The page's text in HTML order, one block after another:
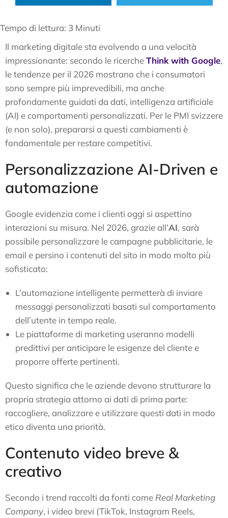
Tempo di lettura: 3 Minuti
Il marketing digitale sta evolvendo a una velocità
impressionante: secondo le ricercheThink with Google,
le tendenze per il 2026 mostrano che i consumatori
sono sempre più imprevedibili, ma anche
profondamente guidati da dati, intelligenza artificiale
(AI) e comportamenti personalizzati. Per le PMI svizzere
(e non solo), prepararsi a questi cambiamenti è
fondamentale per restare competitivi.
Personalizzazione AI-Driven e
automazione
Google evidenzia come i clienti oggi si aspettino
interazioni su misura. Nel 2026, grazie all’AI, sarà
possibile personalizzare le campagne pubblicitarie, le
email e persino i contenuti del sito in modo molto più
sofisticato:
L’automazione intelligente permetterà di inviare
messaggi personalizzati basati sul comportamento
dell’utente in tempo reale.
Le piattaforme di marketing useranno modelli
predittivi per anticipare le esigenze del cliente e
proporre offerte pertinenti.
Questo significa che le aziende devono strutturare la
propria strategia attorno ai dati di prima parte:
raccogliere, analizzare e utilizzare questi dati in modo
etico diventa una priorità.
Contenuto video breve &
creativo
Secondo i trend raccolti da fonti come Real Marketing
Company, i video brevi (TikTok, Instagram Reels,